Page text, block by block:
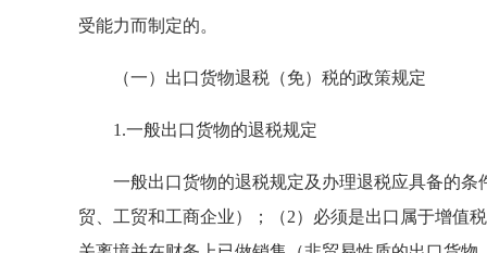
受能力而制定的。
（一）出口货物退税（免）税的政策规定
1.一般出口货物的退税规定
一般出口货物的退税规定及办理退税应具备的条
贸、工贸和工商企业）；（2）必须是出口属于增值